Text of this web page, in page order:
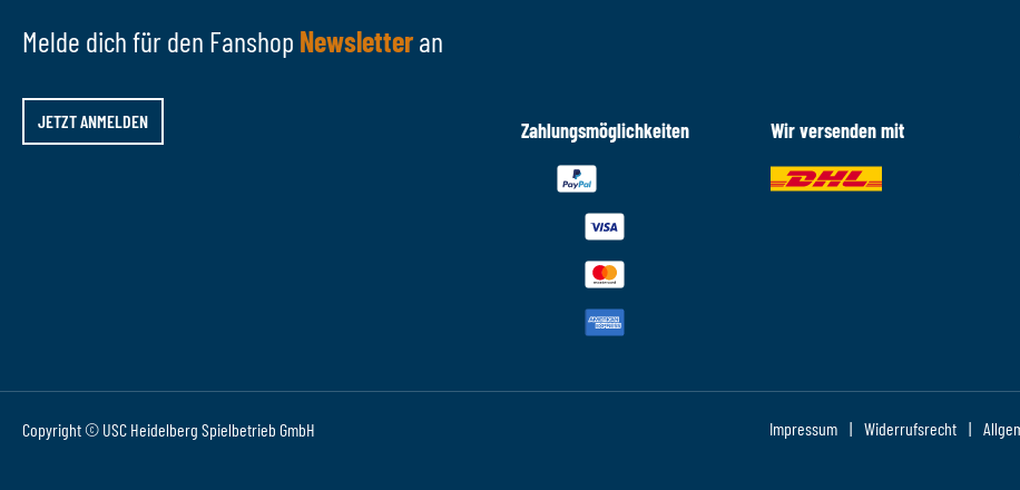
Melde dich für den Fanshop Newsletteran
JETZT ANMELDEN Zahlungsmöglichkeiten Wir versenden mit
Copyright © USC Heidelberg Spielbetrieb GmbH Impressum Widerrufsrecht